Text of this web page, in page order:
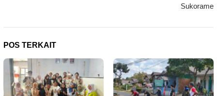
Sukorame
POS TERKAIT